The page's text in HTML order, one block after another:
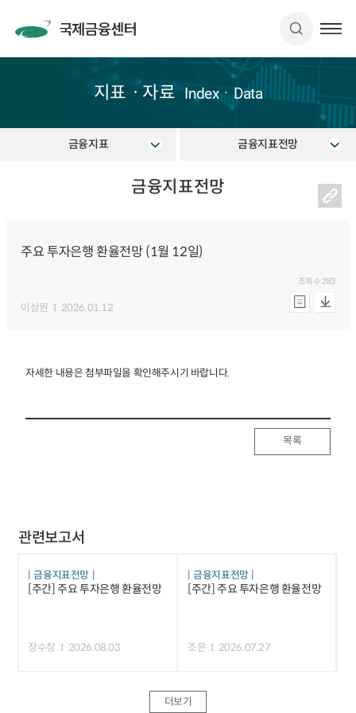
지표ㆍ자료 IndexㆍData
금융지표 금융지표전망
금융지표전망
주요 투자은행 환율전망 (1월 12일)
이상원 2026.01.12
조회수283
자세한 내용은 첨부파일을 확인해주시기 바랍니다.
목록
관련보고서
금융지표전망
[주간] 주요 투자은행 환율전망
장수창 2026.08.03
금융지표전망
[주간] 주요 투자은행 환율전망
조은 2026.07.27
더보기